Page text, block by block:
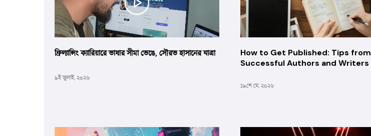
ফ্রিল্যান্সিং ক্যারিয়ারে ভাষার সীমা ভেঙে, সৌরভ হাসানের যাত্রা
৯ই জুলাই, ২০২৬
How to Get Published: Tips from
Successful Authors and Writers
১৯শে মে, ২০২৬